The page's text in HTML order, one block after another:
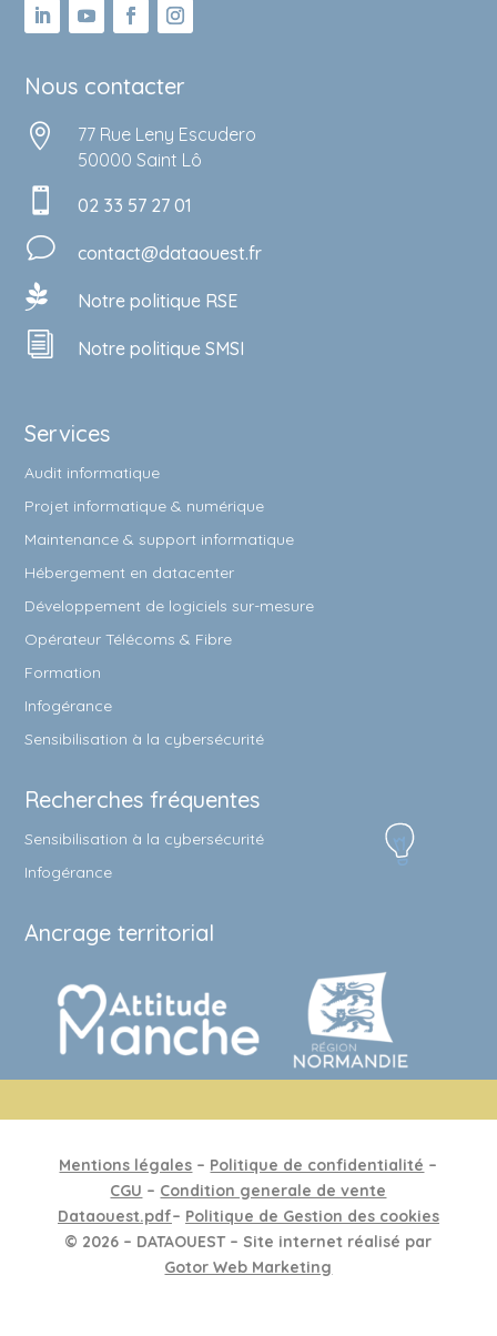
Nous contacter

77 Rue Leny Escudero
50000 Saint Lô
 02 33 57 27 01
v contact@dataouest.fr
 Notre politique RSE
i Notre politique SMSI
Services
Audit informatique
Projet informatique & numérique
Maintenance & support informatique
Hébergement en datacenter
Développement de logiciels sur-mesure
Opérateur Télécoms & Fibre
Formation
Infogérance
Sensibilisation à la cybersécurité
Recherches fréquentes
Sensibilisation à la cybersécurité
Infogérance
Ancrage territorial
Mentions légales – Politique de confidentialité –
CGU – Condition generale de vente
Dataouest.pdf– Politique de Gestion des cookies
© 2026 – DATAOUEST – Site internet réalisé par
Gotor Web Marketing